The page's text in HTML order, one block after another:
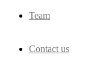
Team
Contact us